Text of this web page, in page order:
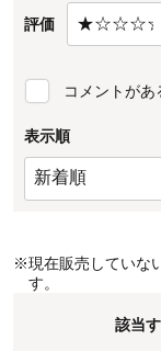
評価
コメントが
表示順
※現在販売していな
す。
該当